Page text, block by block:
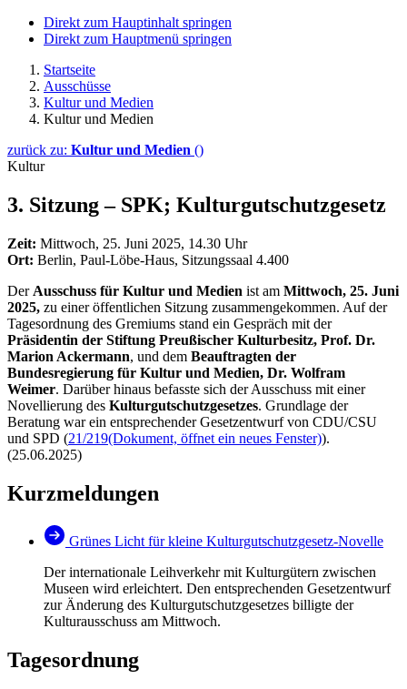
Direkt zum Hauptinhalt springen
Direkt zum Hauptmenü springen
Startseite
Ausschüsse
Kultur und Medien
Kultur und Medien
zurück zu: Kultur und Medien ()
Kultur
3. Sitzung–SPK; Kulturgutschutzgesetz
Zeit: Mittwoch, 25. Juni 2025, 14.30 Uhr
Ort: Berlin, Paul-Löbe-Haus, Sitzungssaal 4.400
Der Ausschuss für Kultur und Medien ist am Mittwoch, 25. Juni
2025, zu einer öffentlichen Sitzung zusammengekommen. Auf der
Tagesordnung des Gremiums stand ein Gespräch mit der
Präsidentin der Stiftung Preußischer Kulturbesitz, Prof. Dr.
Marion Ackermann, und dem Beauftragten der
Bundesregierung für Kultur und Medien, Dr. Wolfram
Weimer. Darüber hinaus befasste sich der Ausschuss mit einer
Novellierung des Kulturgutschutzgesetzes. Grundlage der
Beratung war ein entsprechender Gesetzentwurf von CDU/CSU
und SPD (21/219(Dokument, öffnet ein neues Fenster)).
(25.06.2025)
Kurzmeldungen
Grünes Licht für kleine Kulturgutschutzgesetz-Novelle
Der internationale Leihverkehr mit Kulturgütern zwischen
Museen wird erleichtert. Den entsprechenden Gesetzentwurf
zur Änderung des Kulturgutschutzgesetzes billigte der
Kulturausschuss am Mittwoch.
Tagesordnung